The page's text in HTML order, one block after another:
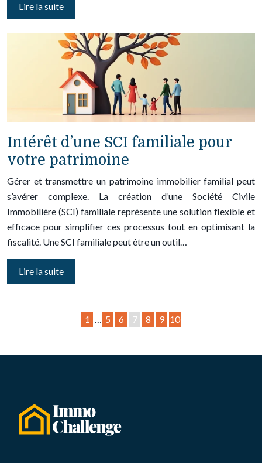
Lire la suite
Intérêt d’une SCI familiale pour
votre patrimoine
Gérer et transmettre un patrimoine immobilier familial peut
s’avérer complexe. La création d’une Société Civile
Immobilière (SCI) familiale représente une solution flexible et
efficace pour simplifier ces processus tout en optimisant la
fiscalité. Une SCI familiale peut être un outil…
Lire la suite
1 5 6 7 8 9 10